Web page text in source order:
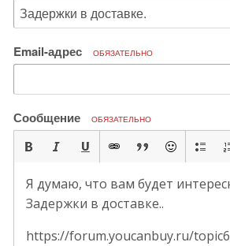
Email-адрес ОБЯЗАТЕЛЬНО
Сообщение ОБЯЗАТЕЛЬНО
Я думаю, что вам будет
Задержки в доставке..
https://forum.youcanbuy.ru/